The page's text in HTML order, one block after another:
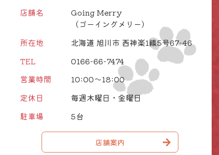
店舗名
Going Merry
（ゴーイングメリー）
所在地
北海道 旭川市 西神楽1線5号67-46
TEL
0166-66-7474
営業時間
10:00～18:00
定休日
毎週木曜日・金曜日
駐車場
5台
店舗案内